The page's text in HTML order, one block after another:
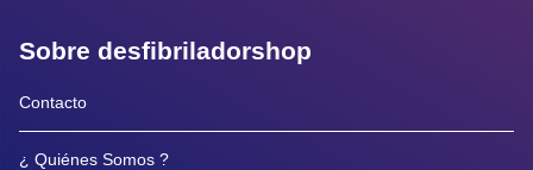
Sobre desfibriladorshop
Contacto
¿ Quiénes Somos ?